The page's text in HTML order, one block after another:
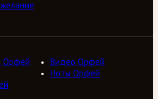
Орфей
Видео Орфей
Ноты Орфей